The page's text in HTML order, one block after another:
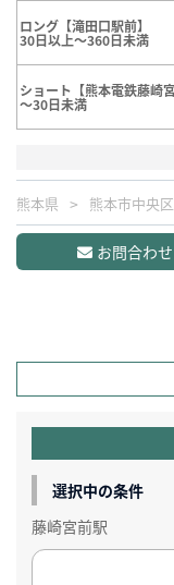
ロング【滝田口駅前】
30日以上～360日未満
ショート【熊本電鉄藤崎宮
～30日未満
熊本県 熊本市中央区
お問合わせ
選択中の条件
藤崎宮前駅